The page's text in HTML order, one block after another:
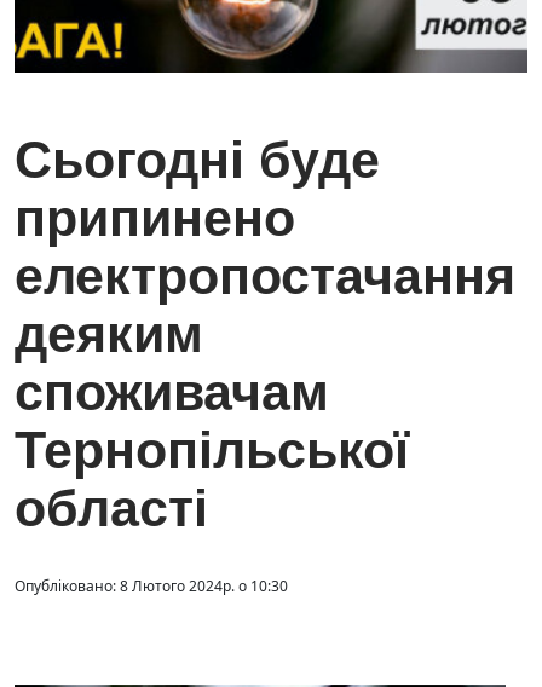
Сьогодні буде
припинено
електропостачання
деяким
споживачам
Тернопільської
області
Опубліковано: 8 Лютого 2024р. о 10:30